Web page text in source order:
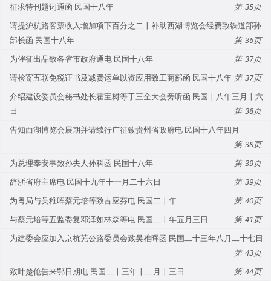
征求特刊题词通函 民国十八年
35
请提沪杭路客票收入增加项下百分之二十补助西湖博览会经费致铁道部孙
部长函 民国十八年
36
为催征出品致各省市政府通电 民国十八年
37
请检寄五联免税证书及减费运单以资应用致工商部函 民国十八年
37
介绍建设委员会秘书处长霍宝树等于三全大会旁听函 民国十八年三月十六
日
38
告知西湖博览会展期并请续行广征致贵州省政府电 民国十八年四月
38
为总理奉安事致孙夫人孙科函 民国十八年
39
辞浙省府主席电 民国十九年十一月二十六日
39
为粤局与吴稚晖蔡元培等致古应芬电 民国二十年
40
与蔡元培等五监委复邓泽如林森等电 民国二十年五月三日
41
为建委会应加入京杭芜公路委员会致吴稚晖函 民国二十三年八月二十七日
43
致叶楚伧告来鄂日期电 民国二十三年十二月十三日
44